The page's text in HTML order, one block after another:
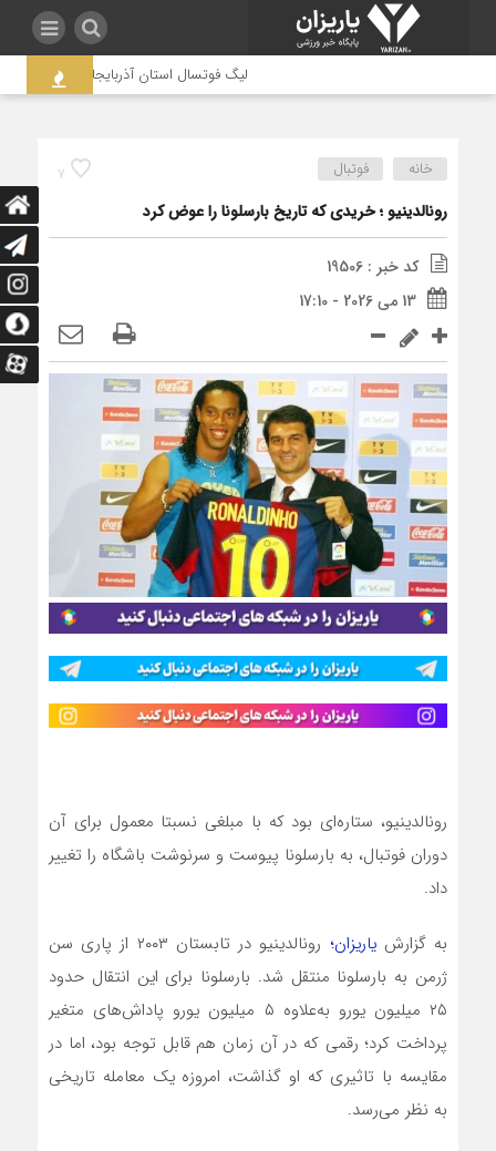
لیگ فوتسال استان آذربایجان غربی به
7 خانه فوتبال
رونالدینیو ؛ خریدی که تاریخ بارسلونا را عوض کرد
کد خبر : 19506
13 می 2026 - 17:10
رونالدینیو، ستاره‌ای بود که با مبلغی نسبتا معمول برای آن
دوران فوتبال، به بارسلونا پیوست و سرنوشت باشگاه را تغییر
داد.
به گزارش یاریزان؛
رونالدینیو در تابستان ۲۰۰۳ از پاری سن
ژرمن به بارسلونا منتقل شد. بارسلونا برای این انتقال حدود
۲۵ میلیون یورو به‌علاوه ۵ میلیون یورو پاداش‌های متغیر
پرداخت کرد؛ رقمی که در آن زمان هم قابل توجه بود، اما در
مقایسه با تاثیری که او گذاشت، امروزه یک معامله تاریخی
به نظر می‌رسد.